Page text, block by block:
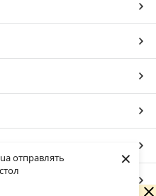
отправлять
×